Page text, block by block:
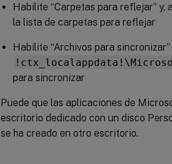
Habilite “Carpetas para reflejar” y,
la lista de carpetas para reflejar
Habilite “Archivos para
para sincronizar
Puede que las aplicaciones de
escritorio dedicado con un disco
se ha creado en otro escritorio.